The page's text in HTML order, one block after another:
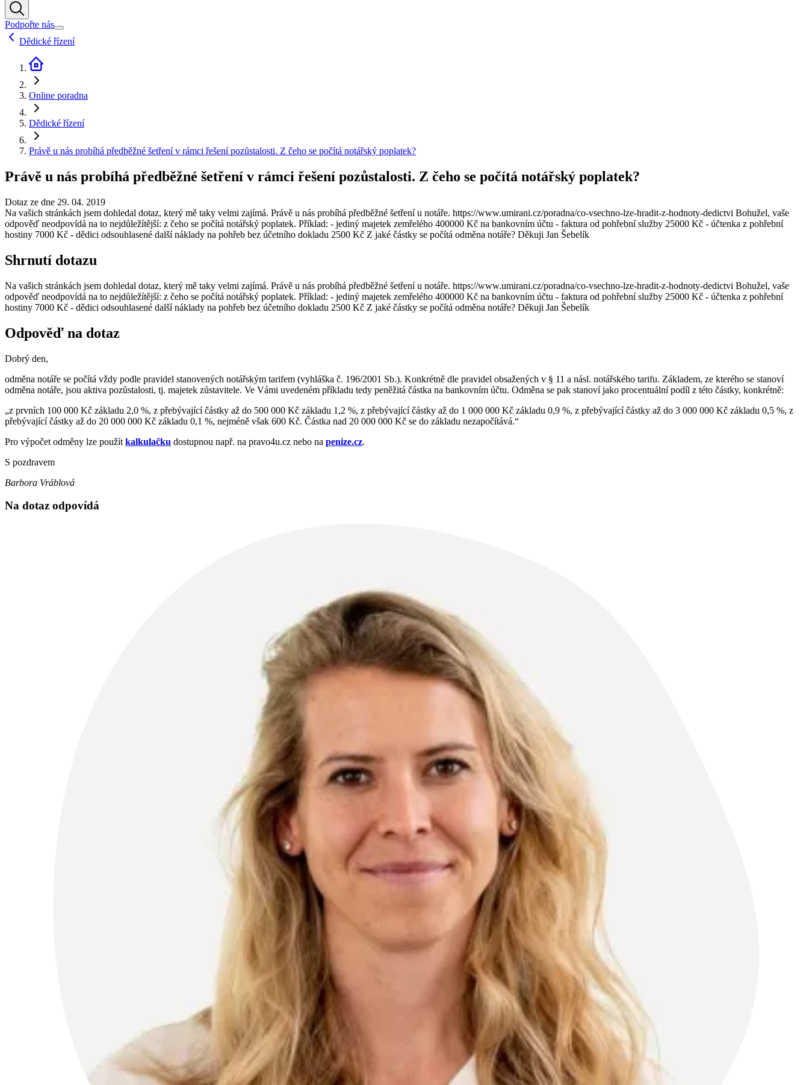
Podpořte nás
Dědické řízení
Online poradna
Dědické řízení
Právě u nás probíhá předběžné šetření v rámci řešení pozůstalosti. Z čeho se počítá notářský poplatek?
Právě u nás probíhá předběžné šetření v rámci řešení pozůstalosti. Z čeho se počítá notářský poplatek?
Dotaz ze dne 29. 04. 2019
Na vašich stránkách jsem dohledal dotaz, který mě taky velmi zajímá. Právě u nás probíhá předběžné šetření u notáře. https://www.umirani.cz/poradna/co-vsechno-lze-hradit-z-hodnoty-dedictvi Bohužel, vaše
odpověď neodpovídá na to nejdůležítější: z čeho se počítá notářský poplatek. Příklad: - jediný majetek zemřelého 400000 Kč na bankovním účtu - faktura od pohřební služby 25000 Kč - účtenka z pohřební
hostiny 7000 Kč - dědici odsouhlasené další náklady na pohřeb bez účetního dokladu 2500 Kč Z jaké částky se počítá odměna notáře? Děkuji Jan Šebelík
Shrnutí dotazu
Na vašich stránkách jsem dohledal dotaz, který mě taky velmi zajímá. Právě u nás probíhá předběžné šetření u notáře. https://www.umirani.cz/poradna/co-vsechno-lze-hradit-z-hodnoty-dedictvi Bohužel, vaše
odpověď neodpovídá na to nejdůležítější: z čeho se počítá notářský poplatek. Příklad: - jediný majetek zemřelého 400000 Kč na bankovním účtu - faktura od pohřební služby 25000 Kč - účtenka z pohřební
hostiny 7000 Kč - dědici odsouhlasené další náklady na pohřeb bez účetního dokladu 2500 Kč Z jaké částky se počítá odměna notáře? Děkuji Jan Šebelík
Odpověď na dotaz
Dobrý den,
odměna notáře se počítá vždy podle pravidel stanovených notářským tarifem (vyhláška č. 196/2001 Sb.). Konkrétně dle pravidel obsažených v § 11 a násl. notářského tarifu. Základem, ze kterého se stanoví
odměna notáře, jsou aktiva pozůstalosti, tj. majetek zůstavitele. Ve Vámi uvedeném příkladu tedy peněžitá částka na bankovním účtu. Odměna se pak stanoví jako procentuální podíl z této částky, konkrétně:
„z prvních 100 000 Kč základu 2,0 %, z přebývající částky až do 500 000 Kč základu 1,2 %, z přebývající částky až do 1 000 000 Kč základu 0,9 %, z přebývající částky až do 3 000 000 Kč základu 0,5 %, z
přebývající částky až do 20 000 000 Kč základu 0,1 %, nejméně však 600 Kč. Částka nad 20 000 000 Kč se do základu nezapočítává.“
Pro výpočet odměny lze použít kalkulačku dostupnou např. na pravo4u.cz nebo na penize.cz.
S pozdravem
Barbora Vráblová
Na dotaz odpovídá